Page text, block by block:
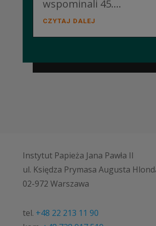
wspominali 45....
CZYTAJ DALEJ
Instytut Papieża Jana Pawła II
ul. Księdza Prymasa Augusta
02-972 Warszawa
tel. +48 22 213 11 90